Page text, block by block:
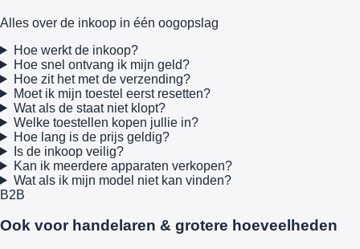
Alles over de inkoop in één oogopslag
Hoe werkt de inkoop?
Hoe snel ontvang ik mijn geld?
Hoe zit het met de verzending?
Moet ik mijn toestel eerst resetten?
Wat als de staat niet klopt?
Welke toestellen kopen jullie in?
Hoe lang is de prijs geldig?
Is de inkoop veilig?
Kan ik meerdere apparaten verkopen?
Wat als ik mijn model niet kan vinden?
B2B
Ook voor handelaren & grotere hoeveelheden